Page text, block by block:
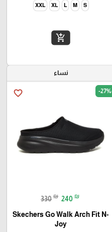
S
M
L
XL
XXL
add_shopping_cart
نساء
favorite_border -27%
330 ₪ 240 ₪
Skechers Go Walk Arch Fit N-
Joy